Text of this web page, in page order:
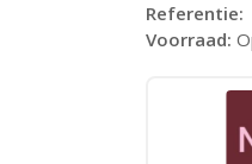
Referentie:
Voorraad: